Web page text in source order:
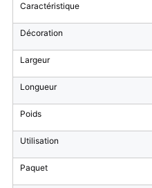
Caractéristique
Décoration
Largeur
Longueur
Poids
Utilisation
Paquet